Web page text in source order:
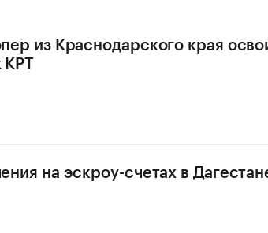
из Краснодарского края
на эскроу-счетах в